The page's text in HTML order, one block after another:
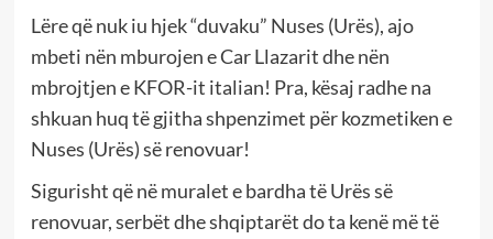
Lëre që nuk iu hjek “duvaku” Nuses (Urës), ajo
mbeti nën mburojen e Car Llazarit dhe nën
mbrojtjen e KFOR-it italian! Pra, kësaj radhe na
shkuan huq të gjitha shpenzimet për kozmetiken e
Nuses (Urës) së renovuar!
Sigurisht që në muralet e bardha të Urës së
renovuar, serbët dhe shqiptarët do ta kenë më të